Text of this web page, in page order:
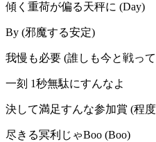
傾く重荷が偏る天秤に (Day)
By (邪魔する安定)
我慢も必要 (誰しも今と戦って
一刻 1秒無駄にすんなよ
決して満足すんな参加賞 (程
尽きる冥利じゃBoo (Boo)